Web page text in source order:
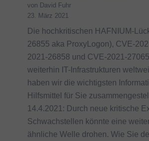
von David Fuhr
23. März 2021
Die hochkritischen HAFNIUM-
26855 aka ProxyLogon), CVE-
2021-26858 und CVE-2021-
weiterhin IT-Infrastrukturen
haben wir die wichtigsten
Hilfsmittel für Sie
14.4.2021: Durch neue kritische
Schwachstellen könnte eine
ähnliche Welle drohen. Wie Sie